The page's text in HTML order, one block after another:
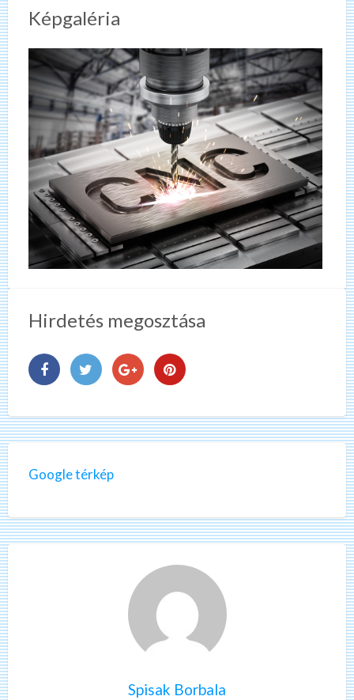
Képgaléria
Hirdetés megosztása
Google térkép
Spisak Borbala